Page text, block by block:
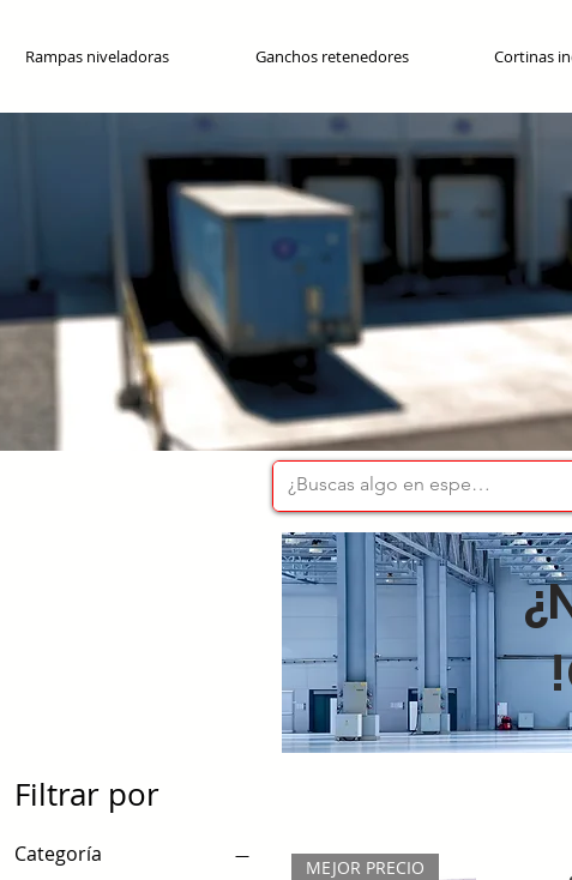
Rampas niveladoras Ganchos retenedores Cortinas
Filtrar por
Categoría
MEJOR PRECIO